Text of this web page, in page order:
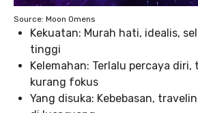
Source: Moon Omens
Kekuatan: Murah hati, idealis,
tinggi
Kelemahan: Terlalu percaya diri,
kurang fokus
Yang disuka: Kebebasan,